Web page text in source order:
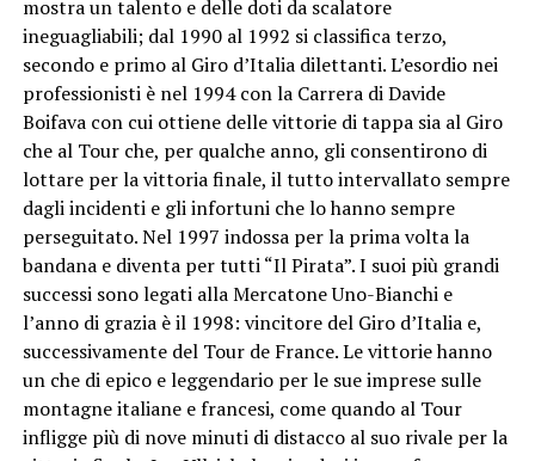
mostra un talento e delle doti da scalatore
ineguagliabili; dal 1990 al 1992 si classifica terzo,
secondo e primo al Giro d’Italia dilettanti. L’esordio nei
professionisti è nel 1994 con la Carrera di Davide
Boifava con cui ottiene delle vittorie di tappa sia al Giro
che al Tour che, per qualche anno, gli consentirono di
lottare per la vittoria finale, il tutto intervallato sempre
dagli incidenti e gli infortuni che lo hanno sempre
perseguitato. Nel 1997 indossa per la prima volta la
bandana e diventa per tutti “Il Pirata”. I suoi più grandi
successi sono legati alla Mercatone Uno-Bianchi e
l’anno di grazia è il 1998: vincitore del Giro d’Italia e,
successivamente del Tour de France. Le vittorie hanno
un che di epico e leggendario per le sue imprese sulle
montagne italiane e francesi, come quando al Tour
infligge più di nove minuti di distacco al suo rivale per la